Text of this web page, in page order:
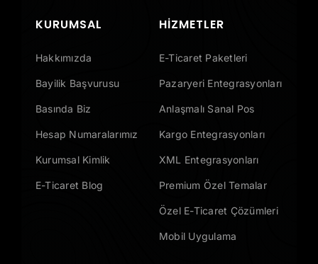
KURUMSAL
Hakkımızda
Bayilik Başvurusu
Basında Biz
Hesap Numaralarımız
Kurumsal Kimlik
E-Ticaret Blog
HIZMETLER
E-Ticaret Paketleri
Pazaryeri Entegrasyonları
Anlaşmalı Sanal Pos
Kargo Entegrasyonları
XML Entegrasyonları
Premium Özel Temalar
Özel E-Ticaret Çözümleri
Mobil Uygulama